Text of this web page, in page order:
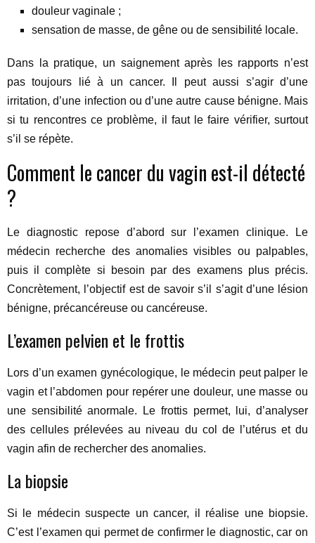
douleur vaginale ;
sensation de masse, de gêne ou de sensibilité locale.
Dans la pratique, un saignement après les rapports n’est
pas toujours lié à un cancer. Il peut aussi s’agir d’une
irritation, d’une infection ou d’une autre cause bénigne. Mais
si tu rencontres ce problème, il faut le faire vérifier, surtout
s’il se répète.
Comment le cancer du vagin est-il détecté
?
Le diagnostic repose d’abord sur l’examen clinique. Le
médecin recherche des anomalies visibles ou palpables,
puis il complète si besoin par des examens plus précis.
Concrètement, l’objectif est de savoir s’il s’agit d’une lésion
bénigne, précancéreuse ou cancéreuse.
L’examen pelvien et le frottis
Lors d’un examen gynécologique, le médecin peut palper le
vagin et l’abdomen pour repérer une douleur, une masse ou
une sensibilité anormale. Le frottis permet, lui, d’analyser
des cellules prélevées au niveau du col de l’utérus et du
vagin afin de rechercher des anomalies.
La biopsie
Si le médecin suspecte un cancer, il réalise une biopsie.
C’est l’examen qui permet de confirmer le diagnostic, car on